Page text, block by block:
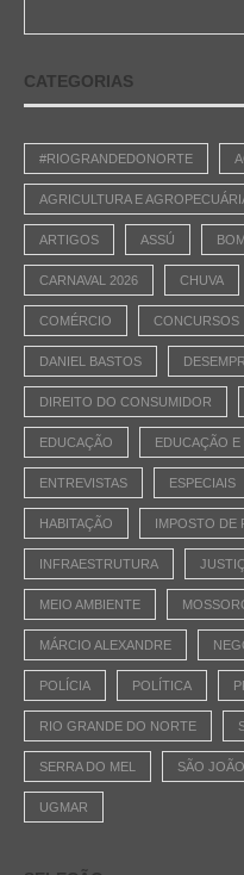
CATEGORIAS
#RIOGRANDEDONORTE
AGRICULTURA E
ARTIGOS ASSÚ
CARNAVAL 2026 CHUVA
COMÉRCIO CONCURSOS
DANIEL BASTOS
DIREITO DO CONSUMIDOR
EDUCAÇÃO EDUCAÇÃO E
ENTREVISTAS ESPECIAIS
HABITAÇÃO IMPOSTO DE
INFRAESTRUTURA
MEIO AMBIENTE
MÁRCIO ALEXANDRE
POLÍCIA POLÍTICA
RIO GRANDE DO NORTE
SERRA DO MEL SÃO JOÃO
UGMAR